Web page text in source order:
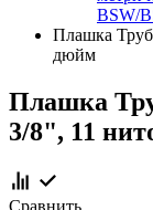
BSW/
Плашка
дюйм
Плашка
3/8", 11
Сравнить